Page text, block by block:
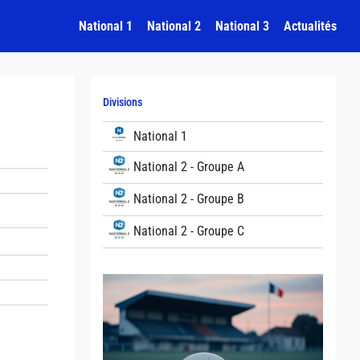
National 1 National 2 National 3 Actualités
Divisions
National 1
National 2 - Groupe A
National 2 - Groupe B
National 2 - Groupe C